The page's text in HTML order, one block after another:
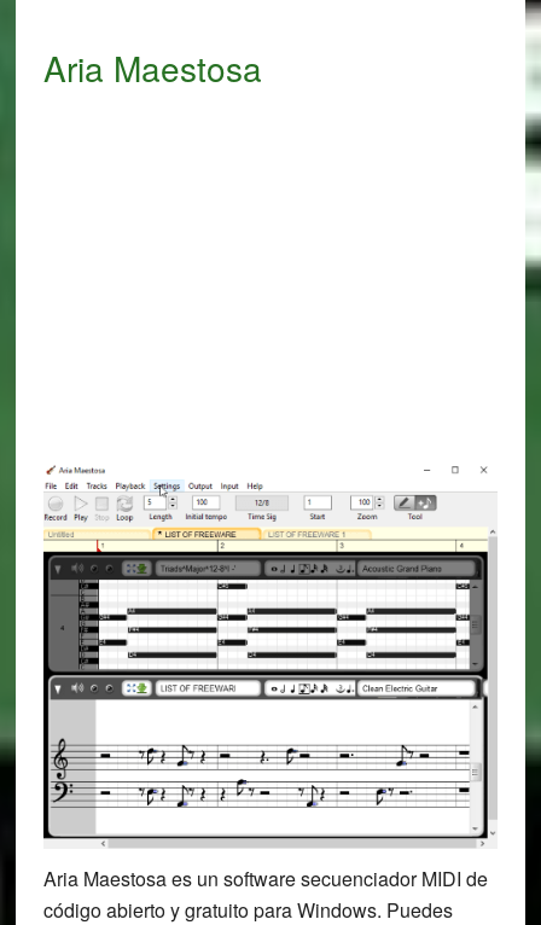
Aria Maestosa
Aria Maestosa es un software secuenciador MIDI de
código abierto y gratuito para Windows. Puedes